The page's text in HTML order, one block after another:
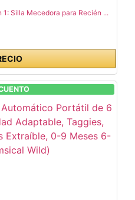
Silla Mecedora para Recién ...